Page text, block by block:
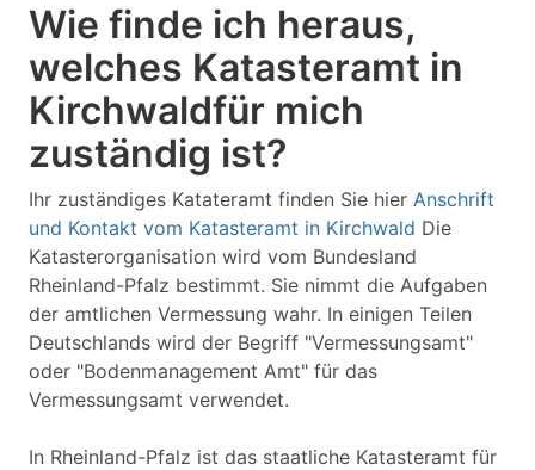
Wie finde ich heraus,
welches Katasteramt in
Kirchwaldfür mich
zuständig ist?
Ihr zuständiges Katateramt finden Sie hier Anschrift
und Kontakt vom Katasteramt in Kirchwald Die
Katasterorganisation wird vom Bundesland
Rheinland-Pfalz bestimmt. Sie nimmt die Aufgaben
der amtlichen Vermessung wahr. In einigen Teilen
Deutschlands wird der Begriff "Vermessungsamt"
oder "Bodenmanagement Amt" für das
Vermessungsamt verwendet.
In Rheinland-Pfalz ist das staatliche Katasteramt für